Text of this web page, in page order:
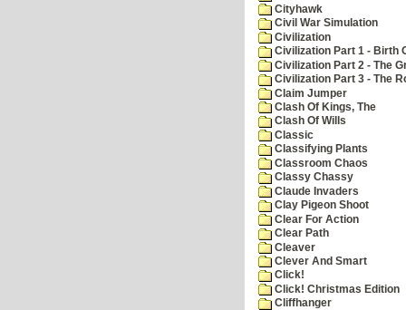
Cityhawk
Civil War Simulation
Civilization
Civilization Part 1 - Birth
Civilization Part 2 - The
Civilization Part 3 - The
Claim Jumper
Clash Of Kings, The
Clash Of Wills
Classic
Classifying Plants
Classroom Chaos
Classy Chassy
Claude Invaders
Clay Pigeon Shoot
Clear For Action
Clear Path
Cleaver
Clever And Smart
Click!
Click! Christmas Edition
Cliffhanger